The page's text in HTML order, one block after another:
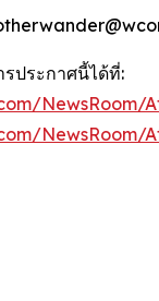
ประกาศนี้ได้ที่:
NewsRoom/
NewsRoom/